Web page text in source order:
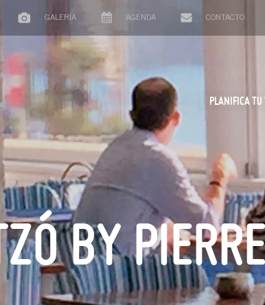
GALERÍA AGENDA CONTACTO
PLANIFICA
BY